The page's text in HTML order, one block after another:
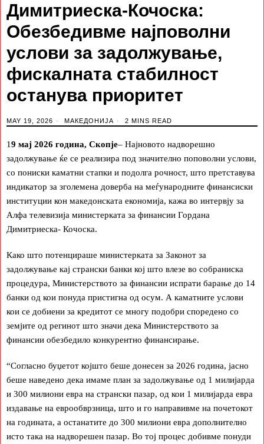
Димитриеска-Кочоска:
Обезбедивме најповолни
услови за задолжување,
фискалната стабилност
останува приоритет
MAY 19, 2026 МАКЕДОНИЈА 2 MINS READ
19 мај 2026 година, Скопје– Најновото надворешно
задолжување ќе се реализира под значително поповолни услови,
со пониски каматни стапки и подолга рочност, што претставува
индикатор за зголемена доверба на меѓународните финансиски
институции кон македонската економија, кажа во интервју за
Алфа телевизија министерката за финансии Гордана
Димитриеска- Кочоска.
Како што потенцираше министерката за Законот за
задолжување кај странски банки кој што влезе во собраниска
процедура, Министерството за финансии испрати барање до 14
банки од кои понуда пристигна од осум. А каматните услови
кои се добиени за кредитот се многу подобри споредено со
земјите од регинот што значи дека Министерството за
финансии обезбедило конкурентно финансирање.
“Согласно буџетот којшто беше донесен за 2026 година, јасно
беше наведено дека имаме план за задолжување од 1 милијарда
и 300 милиони евра на странски пазар, од кои 1 милијарда евра
издавање на еврообврзница, што и го направивме на почетокот
на годината, а останатите до 300 милиони евра дополнително
исто така на надворешен пазар. Во тој процес добивме понуди